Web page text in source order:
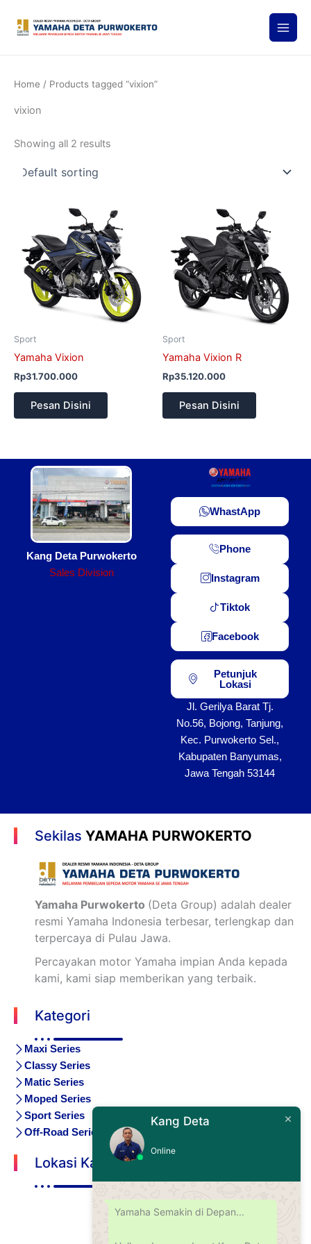
Home / Products tagged “vixion”
vixion
Showing all 2 results
Sport
Yamaha Vixion
Rp31.700.000
Pesan Disini
Sport
Yamaha Vixion R
Rp35.120.000
Pesan Disini
Kang Deta Purwokerto
Sales Division
WhastApp
Phone
Instagram
Tiktok
Facebook
Petunjuk
Lokasi
Jl. Gerilya Barat Tj.
No.56, Bojong, Tanjung,
Kec. Purwokerto Sel.,
Kabupaten Banyumas,
Jawa Tengah 53144
Sekilas YAMAHA PURWOKERTO
Yamaha Purwokerto (Deta Group) adalah dealer
resmi Yamaha Indonesia terbesar, terlengkap dan
terpercaya di Pulau Jawa.
Percayakan motor Yamaha impian Anda kepada
kami, kami siap memberikan yang terbaik.
Kategori
Maxi Series
Classy Series
Matic Series
Moped Series
Sport Series
Off-Road Series
Lokasi Kami
Kang Deta
Online
Yamaha Semakin di Depan...